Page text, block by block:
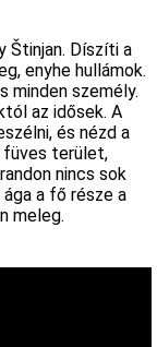
Štinjan. Díszíti a
enyhe hullámok.
minden személy.
az idősek. A
és nézd a
füves terület,
nincs sok
a fő része a
meleg.